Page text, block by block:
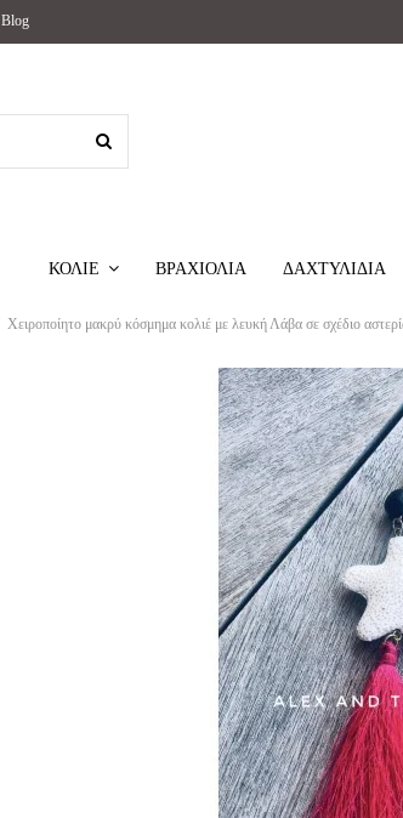
Blog
ΚΟΛΙΕ ΒΡΑΧΙΟΛΙΑ ΔΑΧΤΥΛΙΔΙΑ
Χειροποίητο μακρύ κόσμημα κολιέ με λευκή Λάβα σε σχέδιο